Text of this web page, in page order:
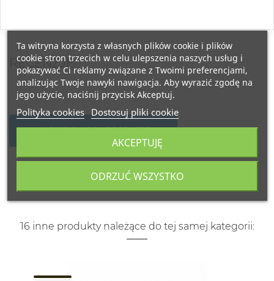
RECENZJE
NAPISZ SWOJĄ RECENZJĘ
16 inne produkty należące do tej samej kategorii:
Ta witryna korzysta z własnych plików cookie i plików
cookie stron trzecich w celu ulepszenia naszych usług i
pokazywać Ci reklamy związane z Twoimi preferencjami,
analizując Twoje nawyki nawigacja. Aby wyrazić zgodę na
jego użycie, naciśnij przycisk Akceptuj.
Polityka cookies Dostosuj pliki cookie
ODRZUĆ WSZYSTKO
AKCEPTUJĘ